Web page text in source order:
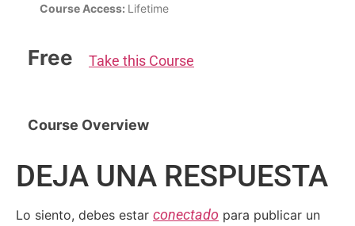
Course Access: Lifetime
Free Take this Course
Course Overview
DEJA UNA RESPUESTA
Lo siento, debes estar conectado para publicar un